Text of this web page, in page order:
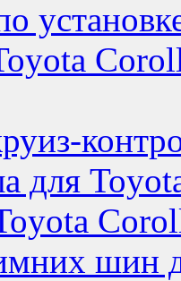
для
шин